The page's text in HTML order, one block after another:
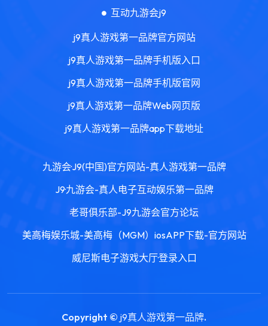
互动九游会j9
j9真人游戏第一品牌官方网站
j9真人游戏第一品牌手机版入口
j9真人游戏第一品牌手机版官网
j9真人游戏第一品牌Web网页版
j9真人游戏第一品牌app下载地址
九游会·J9(中国)官方网站-真人游戏第一品牌
J9·九游会-真人电子互动娱乐第一品牌
老哥俱乐部-J9九游会官方论坛
美高梅娱乐城-美高梅（MGM）iosAPP下载-官方网站
威尼斯电子游戏大厅·登录入口
Copyright © j9真人游戏第一品牌.